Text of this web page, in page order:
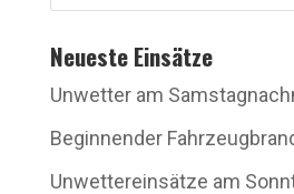
Neueste Einsätze
Unwetter am
Beginnender
Unwettereinsätze am